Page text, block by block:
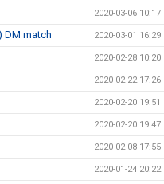
2020-03-06 10:17
DM match 2020-03-01 16:29
2020-02-28 10:20
2020-02-22 17:26
2020-02-20 19:51
2020-02-20 19:47
2020-02-08 17:55
2020-01-24 20:22